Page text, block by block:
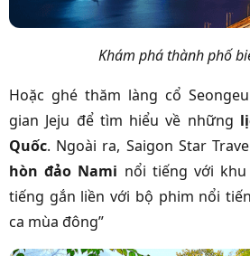
Khám phá thành phố
Hoặc ghé thăm làng cổ
gian Jeju để tìm hiểu về những
Quốc. Ngoài ra, Saigon Star
hòn đảo Nami nổi tiếng với
tiếng gắn liền với bộ phim nổi
ca mùa đông”